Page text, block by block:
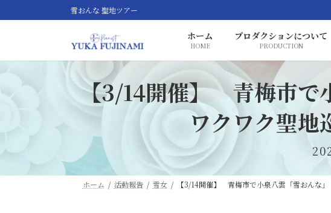
ン
プ
ビ
動
雪おんな 聖地ツアー
ホーム
HOME
プロダクションについて
PRODUCTION
【3/14開催】 青梅市で
ワクワク聖地
ホーム 活動報告 雪女 【3/14開催】 青梅市で小泉八雲「雪おんな